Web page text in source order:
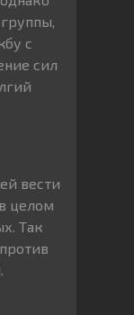
с
сил
вести
целом
Так